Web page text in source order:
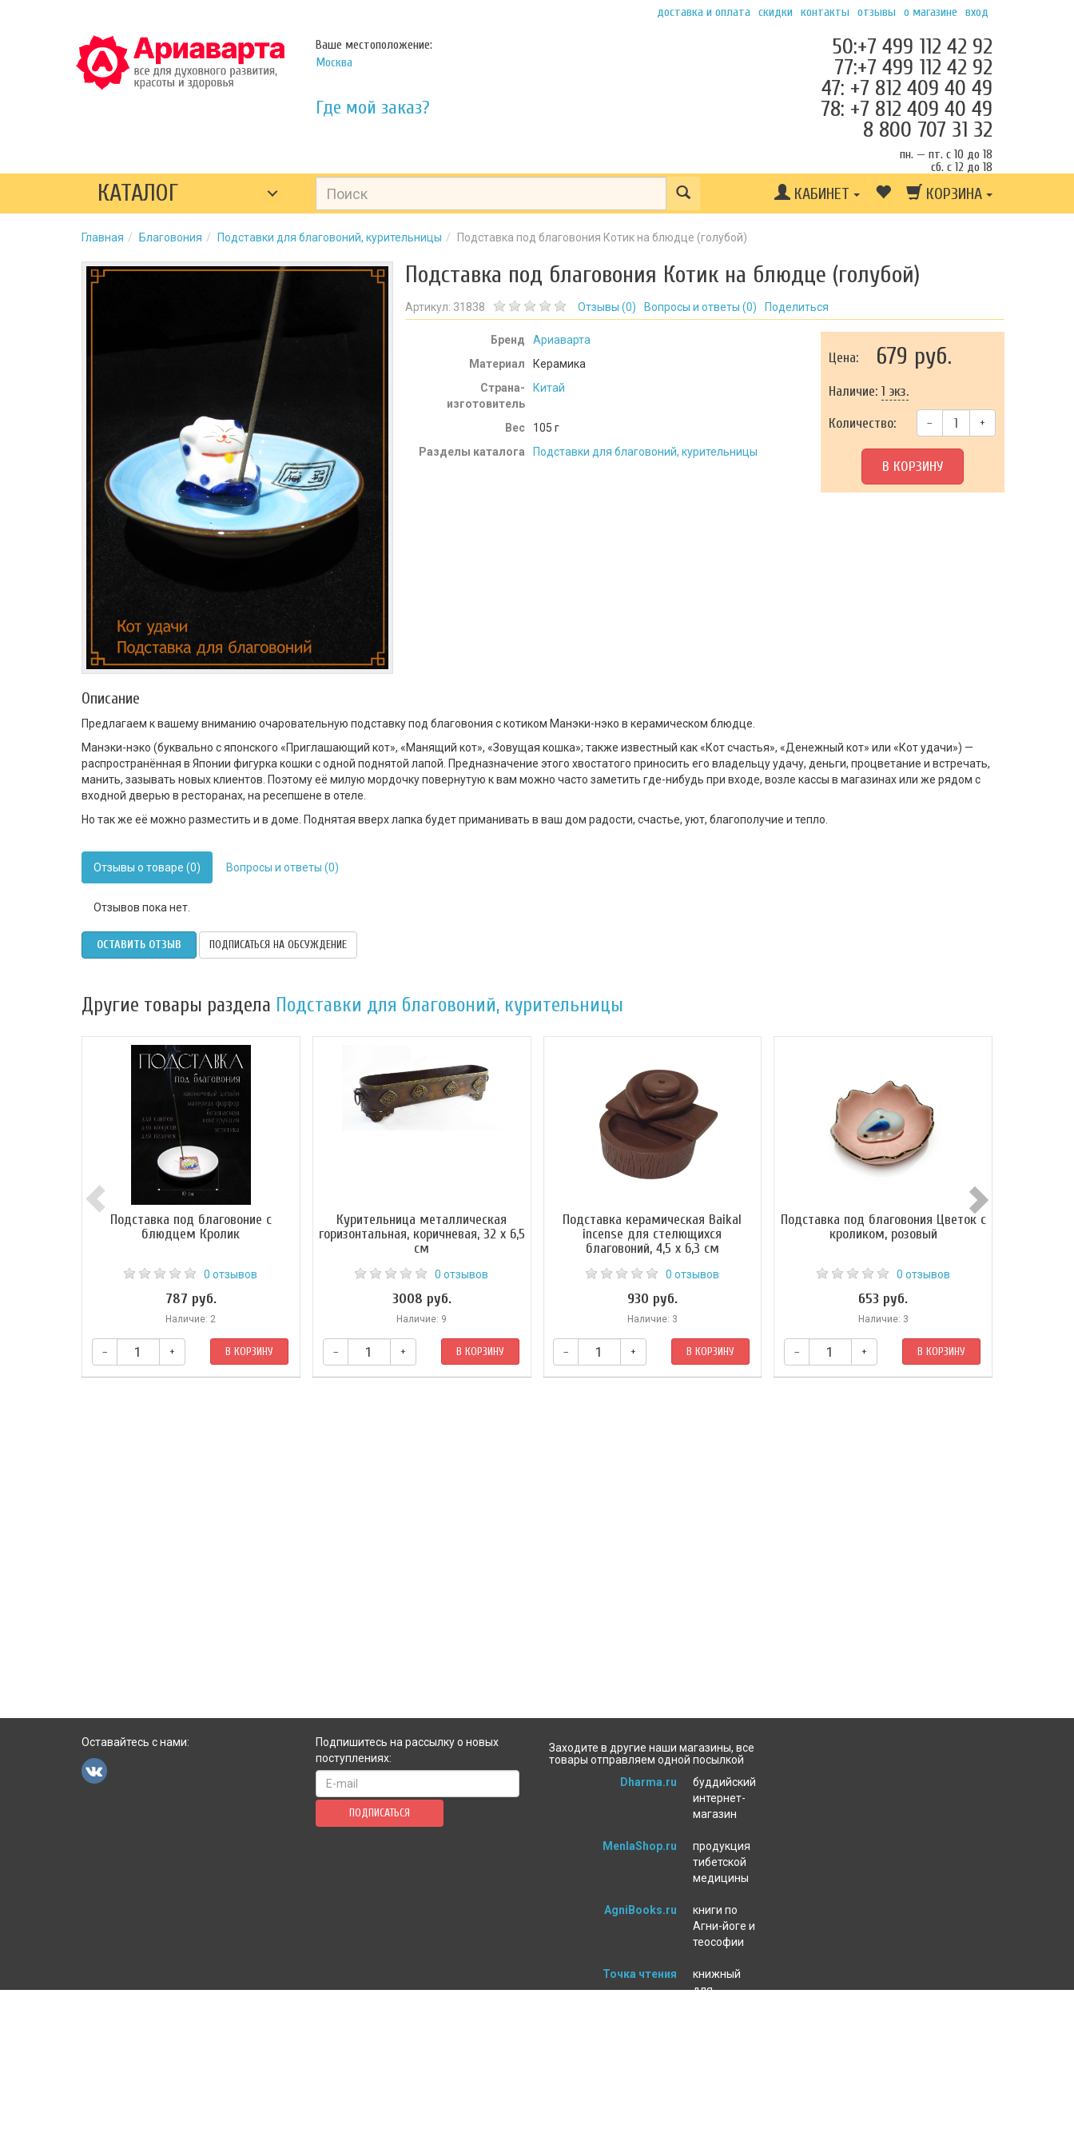
доставка и оплата скидки контакты отзывы о магазине вход
Ваше местоположение:
Москва
Где мой заказ?
50:+7 499 112 42 92
77:+7 499 112 42 92
47: +7 812 409 40 49
78: +7 812 409 40 49
8 800 707 31 32
пн. — пт. с 10 до 18
сб. с 12 до 18
КАТАЛОГ КАБИНЕТ КОРЗИНА
Главная Благовония Подставки для благовоний, курительницы Подставка под благовония Котик на блюдце (голубой)
Подставка под благовония Котик на блюдце (голубой)
Артикул: 31838 Отзывы (0) Вопросы и ответы (0) Поделиться
Бренд
Ариаварта
Материал
Керамика
Страна-
изготовитель
Китай
Вес 105 г
Разделы каталога
Подставки для благовоний, курительницы
Цена: 679 руб.
Наличие: 1 экз.
Количество:
– +
В КОРЗИНУ
Описание
Предлагаем к вашему вниманию очаровательную подставку под благовония с котиком Манэки-нэко в керамическом блюдце.
Манэки-нэко (буквально с японского «Приглашающий кот», «Манящий кот», «Зовущая кошка»; также известный как «Кот счастья», «Денежный кот» или «Кот удачи») —
распространённая в Японии фигурка кошки с одной поднятой лапой. Предназначение этого хвостатого приносить его владельцу удачу, деньги, процветание и встречать,
манить, зазывать новых клиентов. Поэтому её милую мордочку повернутую к вам можно часто заметить где-нибудь при входе, возле кассы в магазинах или же рядом с
входной дверью в ресторанах, на ресепшене в отеле.
Но так же её можно разместить и в доме. Поднятая вверх лапка будет приманивать в ваш дом радости, счастье, уют, благополучие и тепло.
Отзывы о товаре (0) Вопросы и ответы (0)
Отзывов пока нет.
ОСТАВИТЬ ОТЗЫВ ПОДПИСАТЬСЯ НА ОБСУЖДЕНИЕ
Другие товары раздела Подставки для благовоний, курительницы
Подставка под благовоние с
блюдцем Кролик
0 отзывов
787 руб.
Наличие: 2
– + В КОРЗИНУ
Курительница металлическая
горизонтальная, коричневая, 32 х 6,5
см
0 отзывов
3008 руб.
Наличие: 9
– + В КОРЗИНУ
Подставка керамическая Baikal
incense для стелющихся
благовоний, 4,5 x 6,3 см
0 отзывов
930 руб.
Наличие: 3
– + В КОРЗИНУ
Подставка под благовония Цветок с
кроликом, розовый
0 отзывов
653 руб.
Наличие: 3
– + В КОРЗИНУ
Оставайтесь с нами:
Подпишитесь на рассылку о новых
поступлениях:
ПОДПИСАТЬСЯ
Заходите в другие наши магазины, все
товары отправляем одной посылкой
Dharma.ru
буддийский
интернет-
магазин
MenlaShop.ru
продукция
тибетской
медицины
AgniBooks.ru
книги по
Агни-йоге и
теософии
Точка чтения
книжный
для